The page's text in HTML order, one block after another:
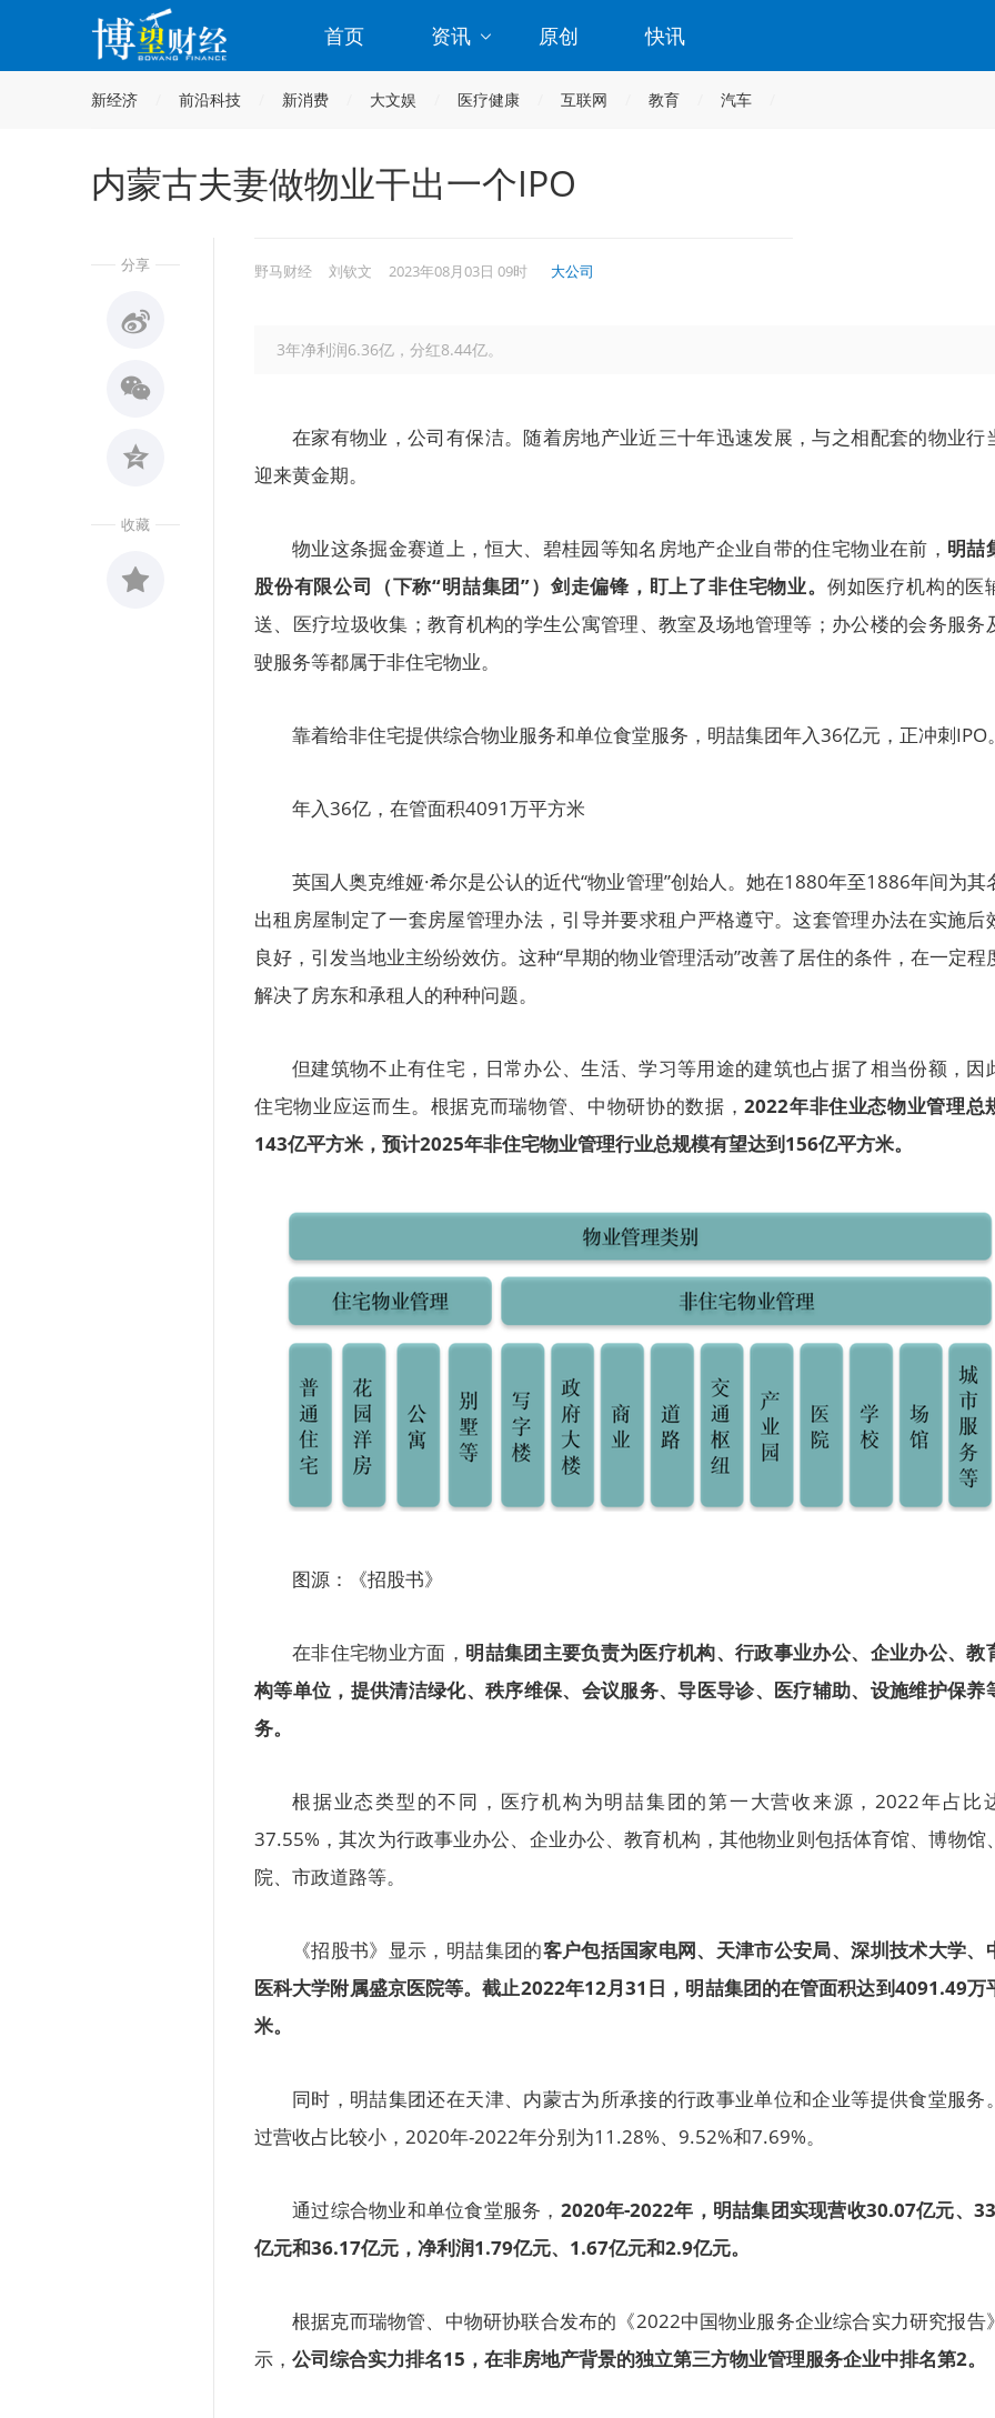
首页 资讯 原创 快讯
新经济 前沿科技 新消费 大文娱 医疗健康 互联网 教育 汽车
内蒙古夫妻做物业干出一个IPO
分享
收藏
野马财经 刘钦文 2023年08月03日 09时 大公司
3年净利润6.36亿，分红8.44亿。
在家有物业，公司有保洁。随着房地产业近三十年迅速发展，与之相配套的物业行
迎来黄金期。
物业这条掘金赛道上，恒大、碧桂园等知名房地产企业自带的住宅物业在前， 明喆
股份有限公司（下称“明喆集团”）剑走偏锋，盯上了非住宅物业。 例如医疗机构的医
送、医疗垃圾收集；教育机构的学生公寓管理、教室及场地管理等；办公楼的会务服务
驶服务等都属于非住宅物业。
靠着给非住宅提供综合物业服务和单位食堂服务，明喆集团年入36亿元，正冲刺IPO。
年入36亿，在管面积4091万平方米
英国人奥克维娅·希尔是公认的近代“物业管理”创始人。她在1880年至1886年间为其
出租房屋制定了一套房屋管理办法，引导并要求租户严格遵守。这套管理办法在实施后
良好，引发当地业主纷纷效仿。这种“早期的物业管理活动”改善了居住的条件，在一定程
解决了房东和承租人的种种问题。
但建筑物不止有住宅，日常办公、生活、学习等用途的建筑也占据了相当份额，因
住宅物业应运而生。根据克而瑞物管、中物研协的数据，2022年非住业态物业管理总
143亿平方米，预计2025年非住宅物业管理行业总规模有望达到156亿平方米。
图源：《招股书》
在非住宅物业方面， 明喆集团主要负责为医疗机构、行政事业办公、企业办公、教
构等单位，提供清洁绿化、秩序维保、会议服务、导医导诊、医疗辅助、设施维护保养
务。
根据业态类型的不同，医疗机构为明喆集团的第一大营收来源，2022年占比
37.55%，其次为行政事业办公、企业办公、教育机构，其他物业则包括体育馆、博物馆
院、市政道路等。
《招股书》显示，明喆集团的客户包括国家电网、天津市公安局、深圳技术大学、
医科大学附属盛京医院等。截止2022年12月31日，明喆集团的在管面积达到4091.49万
米。
同时，明喆集团还在天津、内蒙古为所承接的行政事业单位和企业等提供食堂服务
过营收占比较小，2020年-2022年分别为11.28%、9.52%和7.69%。
通过综合物业和单位食堂服务， 2020年-2022年，明喆集团实现营收30.07亿元、
亿元和36.17亿元，净利润1.79亿元、1.67亿元和2.9亿元。
根据克而瑞物管、中物研协联合发布的《2022中国物业服务企业综合实力研究报告
示， 公司综合实力排名15，在非房地产背景的独立第三方物业管理服务企业中排名第2。